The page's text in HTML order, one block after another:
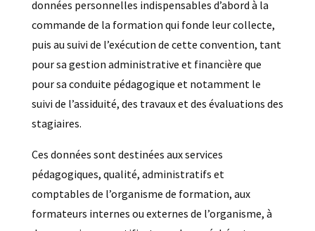
données personnelles indispensables d’abord à la
commande de la formation qui fonde leur collecte,
puis au suivi de l’exécution de cette convention, tant
pour sa gestion administrative et financière que
pour sa conduite pédagogique et notamment le
suivi de l’assiduité, des travaux et des évaluations des
stagiaires.
Ces données sont destinées aux services
pédagogiques, qualité, administratifs et
comptables de l’organisme de formation, aux
formateurs internes ou externes de l’organisme, à